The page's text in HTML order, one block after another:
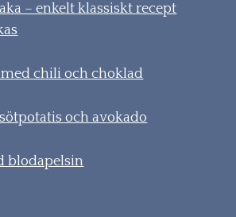
– enkelt klassiskt recept
chili och choklad
och avokado
blodapelsin